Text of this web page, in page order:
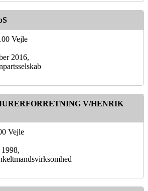
Vejle
2016,
V/HENRIK
Vejle